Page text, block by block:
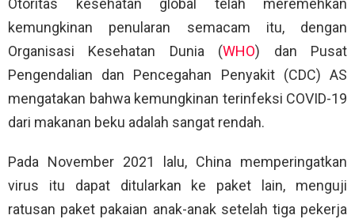
Otoritas kesehatan global telah meremehkan
kemungkinan penularan semacam itu, dengan
Organisasi Kesehatan Dunia (WHO) dan Pusat
Pengendalian dan Pencegahan Penyakit (CDC) AS
mengatakan bahwa kemungkinan terinfeksi COVID-19
dari makanan beku adalah sangat rendah.
Pada November 2021 lalu, China memperingatkan
virus itu dapat ditularkan ke paket lain, menguji
ratusan paket pakaian anak-anak setelah tiga pekerja